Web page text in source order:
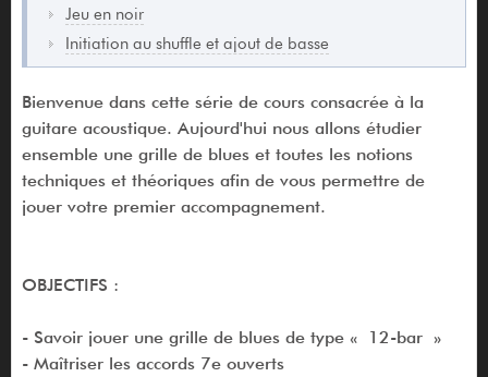
Jeu en noir
Initiation au shuffle et ajout de basse
Bienvenue dans cette série de cours consacrée à la
guitare acoustique. Aujourd'hui nous allons étudier
ensemble une grille de blues et toutes les notions
techniques et théoriques afin de vous permettre de
jouer votre premier accompagnement.
OBJECTIFS :
- Savoir jouer une grille de blues de type « 12-bar »
- Maîtriser les accords 7e ouverts